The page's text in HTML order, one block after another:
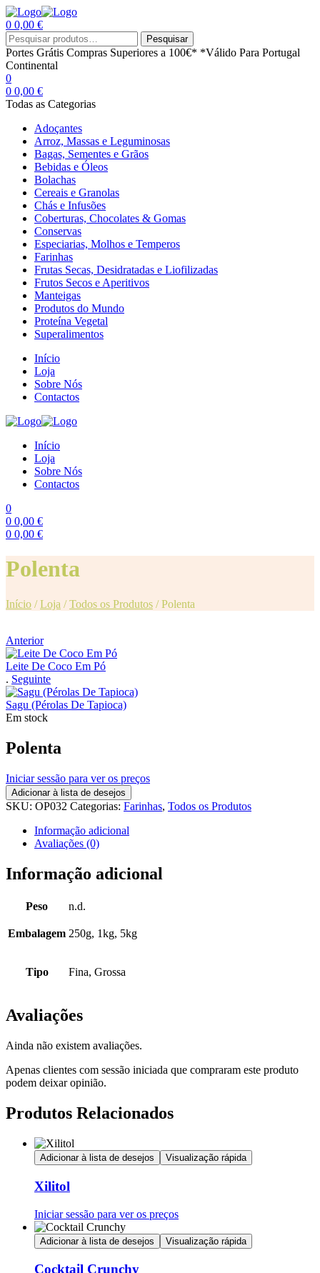
0 0,00 €
Menu
Procurar
por:
Pesquisar
Portes Grátis Compras Superiores a 100€* *Válido Para Portugal
Continental
0
0 0,00 €
Todas as Categorias
Adoçantes
Arroz, Massas e Leguminosas
Bagas, Sementes e Grãos
Bebidas e Óleos
Bolachas
Cereais e Granolas
Chás e Infusões
Coberturas, Chocolates & Gomas
Conservas
Especiarias, Molhos e Temperos
Farinhas
Frutas Secas, Desidratadas e Liofilizadas
Frutos Secos e Aperitivos
Manteigas
Produtos do Mundo
Proteína Vegetal
Superalimentos
Início
Loja
Sobre Nós
Contactos
Início
Loja
Sobre Nós
Contactos
0
0 0,00 €
0 0,00 €
Polenta
Início /Loja /Todos os Produtos /Polenta
Anterior
Leite De Coco Em Pó
. Seguinte
Sagu (Pérolas De Tapioca)
Em stock
Polenta
Iniciar sessão para ver os preços
Adicionar à lista de desejos
SKU: OP032 Categorias: Farinhas, Todos os Produtos
Informação adicional
Avaliações (0)
Informação adicional
Peso n.d.
Embalagem 250g, 1kg, 5kg
Tipo Fina, Grossa
Avaliações
Ainda não existem avaliações.
Apenas clientes com sessão iniciada que compraram este produto
podem deixar opinião.
Produtos Relacionados
Adicionar à lista de desejos Visualização rápida
Xilitol
Iniciar sessão para ver os preços
Adicionar à lista de desejos Visualização rápida
Cocktail Crunchy